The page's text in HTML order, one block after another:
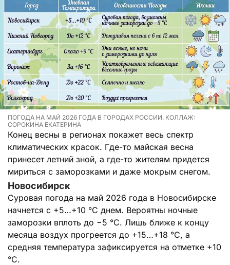
ПОГОДА НА МАЙ 2026 ГОДА В ГОРОДАХ РОССИИ. КОЛЛАЖ:
СОРОКИНА ЕКАТЕРИНА
Конец весны в регионах покажет весь спектр
климатических красок. Где-то майская весна
принесет летний зной, а где-то жителям придется
мириться с заморозками и даже мокрым снегом.
Новосибирск
Суровая погода на май 2026 года в Новосибирске
начнется с +5…+10 °C днем. Вероятны ночные
заморозки вплоть до −5 °C. Лишь ближе к концу
месяца воздух прогреется до +15…+18 °C, а
средняя температура зафиксируется на отметке +10
°C.